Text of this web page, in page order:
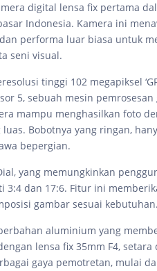
digital lensa fix pertama
Indonesia. Kamera ini
performa luar biasa untuk
seni visual.
tinggi 102 megapiksel
5, sebuah mesin
mampu menghasilkan foto
Bobotnya yang ringan,
bepergian.
yang memungkinkan
dan 17:6. Fitur ini
gambar sesuai kebutuhan.
aluminium yang
lensa fix 35mm F4, setara
gaya pemotretan, mulai